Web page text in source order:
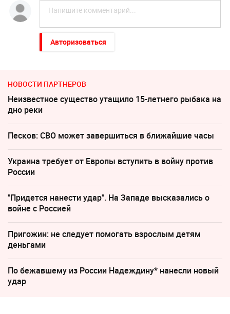
Авторизоваться
НОВОСТИ ПАРТНЕРОВ
Неизвестное существо утащило 15-летнего рыбака на
дно реки
Песков: СВО может завершиться в ближайшие часы
Украина требует от Европы вступить в войну против
России
"Придется нанести удар". На Западе высказались о
войне с Россией
Пригожин: не следует помогать взрослым детям
деньгами
По бежавшему из России Надеждину* нанесли новый
удар